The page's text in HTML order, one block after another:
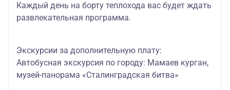
Каждый день на борту теплохода вас будет ждать
развлекательная программа.
Экскурсии за дополнительную плату:
Автобусная экскурсия по городу: Мамаев курган,
музей-панорама «Сталинградская битва»